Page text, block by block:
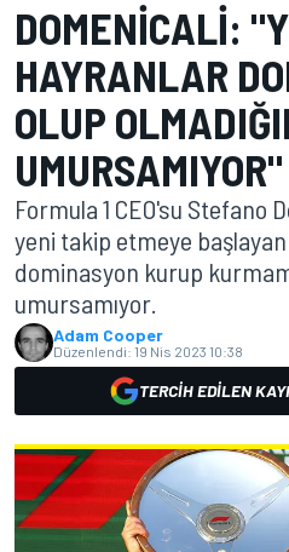
DOMENICALI:
HAYRANLAR
OLUP
UMURSAMIYOR"
Formula 1 CEO'su Stefano
yeni takip etmeye
dominasyon kurup
umursamıyor.
Adam Cooper
Düzenlendi: 19 Nis 2023 10:38
TERCIH EDILEN